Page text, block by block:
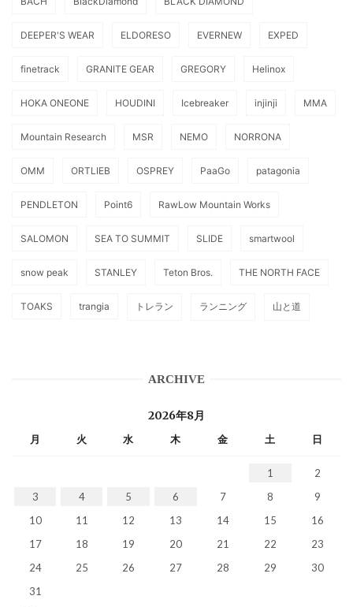
DEEPER'S WEAR ELDORESO EVERNEW EXPED
finetrack GRANITE GEAR GREGORY Helinox
HOKA ONEONE HOUDINI Icebreaker injinji MMA
Mountain Research MSR NEMO NORRONA
OMM ORTLIEB OSPREY PaaGo patagonia
PENDLETON Point6 RawLow Mountain Works
SALOMON SEA TO SUMMIT SLIDE smartwool
snow peak STANLEY Teton Bros. THE NORTH FACE
TOAKS trangia トレラン ランニング 山と道
ARCHIVE
2026年8月
月 火 水 木 金 土 日
1
2
3
4 5 6 7 8
9
10
11 12 13 14 15
16
17
18 19 20 21 22
23
24
25 26 27 28 29
30
31